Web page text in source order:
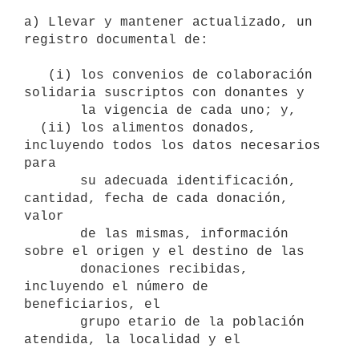
a) Llevar y mantener actualizado, un
registro documental de:
solidaria suscriptos con donantes y
incluyendo todos los datos necesarios
para
cantidad, fecha de cada donación,
valor
sobre el origen y el destino de las
incluyendo el número de
beneficiarios, el
atendida, la localidad y el